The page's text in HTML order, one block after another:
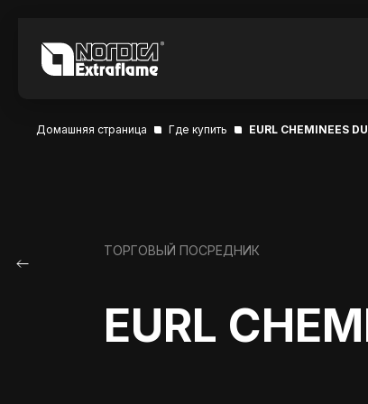
Домашняя страница Где купить EURL CHEMINEES
ТОРГОВЫЙ ПОСРЕДНИК
EURL